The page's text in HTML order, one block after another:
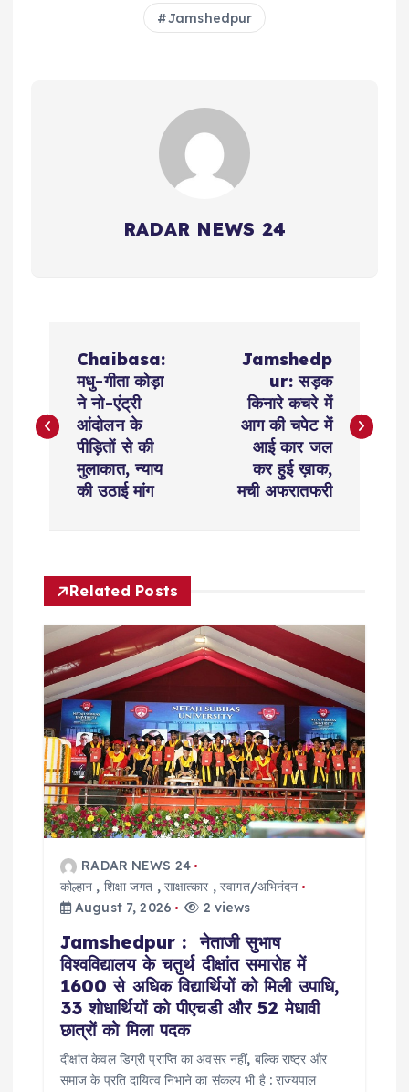
Jamshedpur
RADAR NEWS 24
s
a
v
g
a
t
Chaibasa:
मधु-गीता कोड़ा
ने नो-एंट्री
आंदोलन के
पीड़ितों से की
मुलाकात, न्याय
की उठाई मांग
Jamshedp
ur: सड़क
किनारे कचरे में
आग की चपेट में
आई कार जल
कर हुई ख़ाक,
मची अफरातफरी
Related Posts
RADAR NEWS 24
कोल्हान , शिक्षा जगत , साक्षात्कार ,स्वागत/अभिनंदन
August 7, 2026
2 views
Jamshedpur : नेताजी सुभाष
विश्वविद्यालय के चतुर्थ दीक्षांत समारोह में
1600 से अधिक विद्यार्थियों को मिली उपाधि,
33 शोधार्थियों को पीएचडी और 52 मेधावी
छात्रों को मिला पदक
दीक्षांत केवल डिग्री प्राप्ति का अवसर नहीं, बल्कि राष्ट्र और
समाज के प्रति दायित्व निभाने का संकल्प भी है : राज्यपाल